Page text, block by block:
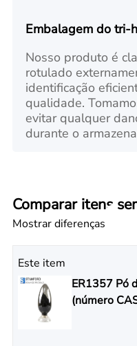
Embalagem do tri-
Nosso produto é
rotulado
identificação
qualidade.
evitar qualquer
durante o
Comparar itens
Mostrar diferenças
Este item
ER1357 Pó
(número